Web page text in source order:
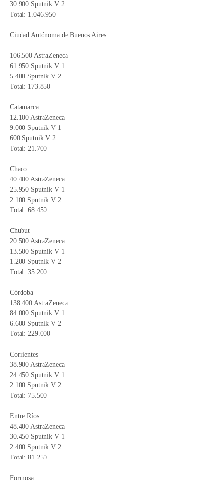
30.900 Sputnik V 2
Total: 1.046.950
Ciudad Autónoma de Buenos Aires
106.500 AstraZeneca
61.950 Sputnik V 1
5.400 Sputnik V 2
Total: 173.850
Catamarca
12.100 AstraZeneca
9.000 Sputnik V 1
600 Sputnik V 2
Total: 21.700
Chaco
40.400 AstraZeneca
25.950 Sputnik V 1
2.100 Sputnik V 2
Total: 68.450
Chubut
20.500 AstraZeneca
13.500 Sputnik V 1
1.200 Sputnik V 2
Total: 35.200
Córdoba
138.400 AstraZeneca
84.000 Sputnik V 1
6.600 Sputnik V 2
Total: 229.000
Corrientes
38.900 AstraZeneca
24.450 Sputnik V 1
2.100 Sputnik V 2
Total: 75.500
Entre Ríos
48.400 AstraZeneca
30.450 Sputnik V 1
2.400 Sputnik V 2
Total: 81.250
Formosa